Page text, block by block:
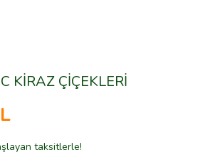
KİRAZ ÇİÇEKLERİ
taksitlerle!